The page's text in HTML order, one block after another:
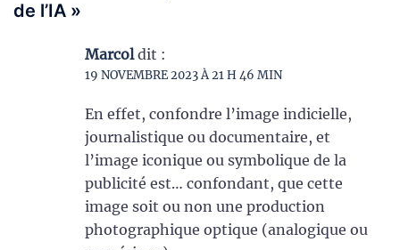
de l’IA »
Marcol dit :
19 NOVEMBRE 2023 À 21 H 46 MIN
En effet, confondre l’image indicielle,
journalistique ou documentaire, et
l’image iconique ou symbolique de la
publicité est… confondant, que cette
image soit ou non une production
photographique optique (analogique ou